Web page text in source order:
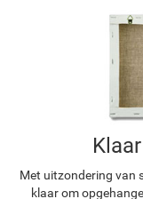
Met uitzondering van
klaar om